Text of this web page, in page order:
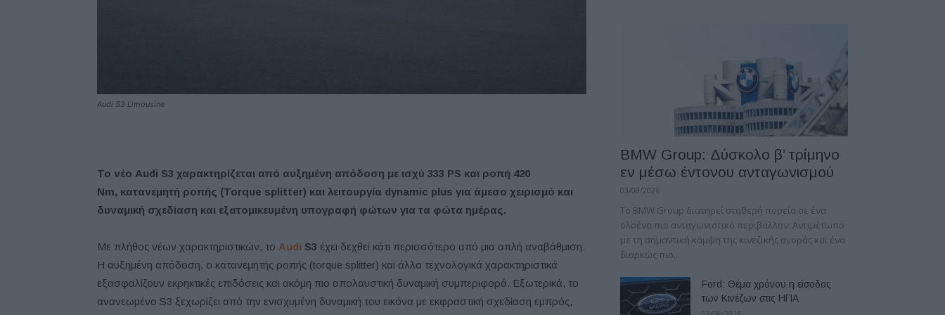
Audi S3 Limousine
Το νέο Audi S3 χαρακτηρίζεται από αυξημένη απόδοση με ισχύ 333 PS και ροπή 420
Nm, κατανεμητή ροπής (Torque splitter) και λειτουργία dynamic plus για άμεσο χειρισμό και
δυναμική σχεδίαση και εξατομικευμένη υπογραφή φώτων για τα φώτα ημέρας.
Με πλήθος νέων χαρακτηριστικών, το Audi S3 έχει δεχθεί κάτι περισσότερο από μια απλή αναβάθμιση:
Η αυξημένη απόδοση, ο κατανεμητής ροπής (torque splitter) και άλλα τεχνολογικά χαρακτηριστικά
εξασφαλίζουν εκρηκτικές επιδόσεις και ακόμη πιο απολαυστική δυναμική συμπεριφορά. Εξωτερικά, το
ανανεωμένο S3 ξεχωρίζει από την ενισχυμένη δυναμική του εικόνα με εκφραστική σχεδίαση εμπρός,
BMW Group: Δύσκολο β’ τρίμηνο
εν μέσω έντονου ανταγωνισμού
03/08/2026
Το BMW Group διατηρεί σταθερή πορεία σε ένα
ολοένα πιο ανταγωνιστικό περιβάλλον: Αντιμέτωπο
με τη σημαντική κάμψη της κινεζικής αγοράς και ένα
διαρκώς πιο...
Ford: Θέμα χρόνου η είσοδος
των Κινέζων στις ΗΠΑ